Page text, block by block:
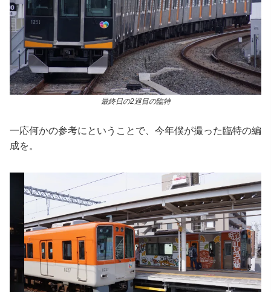
最終日の2巡目の臨特
一応何かの参考にということで、今年僕が撮った臨特の編
成を。